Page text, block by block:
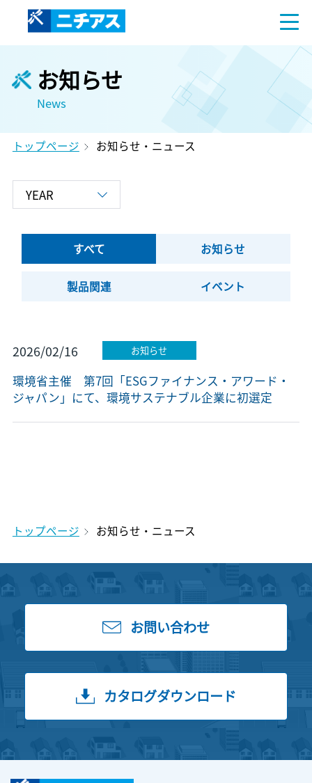
お知らせ
News
トップページ お知らせ・ニュース
すべて お知らせ
製品関連 イベント
2026/02/16 お知らせ
環境省主催 第7回「ESGファイナンス・アワード・
ジャパン」にて、環境サステナブル企業に初選定
トップページ お知らせ・ニュース
お問い合わせ
カタログダウンロード